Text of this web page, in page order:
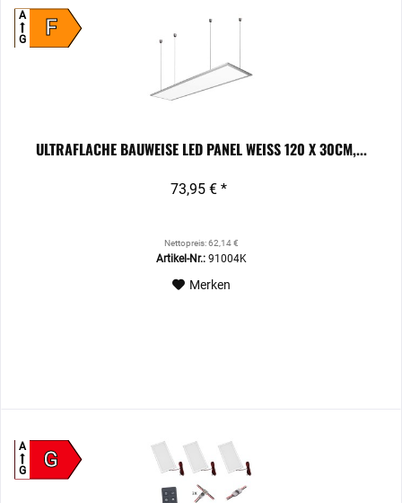
F
A
G
ULTRAFLACHE BAUWEISE LED PANEL WEISS 120 X 30CM,...
73,95 € *
Nettopreis: 62,14 €
Artikel-Nr.:91004K
Merken
G
A
G